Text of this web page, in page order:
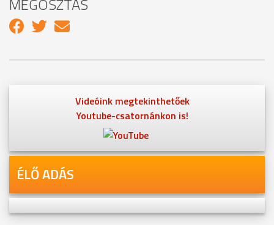
Videóink megtekinthetőek
Youtube-csatornánkon is!
ÉLŐ ADÁS